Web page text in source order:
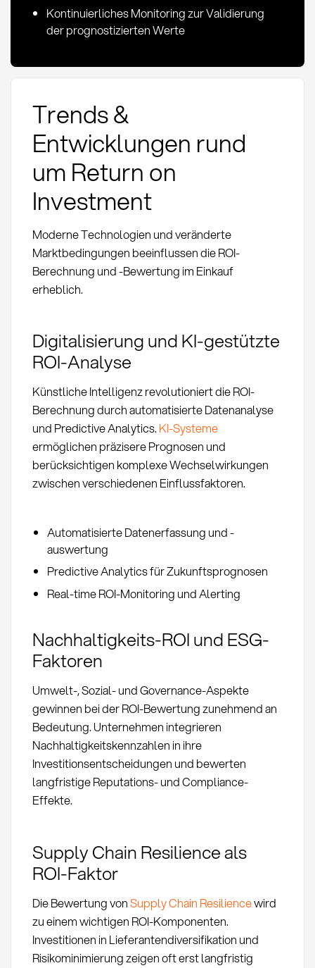
Kontinuierliches Monitoring zur Validierung
der prognostizierten Werte
Trends &
Entwicklungen rund
um Return on
Investment
Moderne Technologien und veränderte
Marktbedingungen beeinflussen die ROI-
Berechnung und -Bewertung im Einkauf
erheblich.
Digitalisierung und KI-gestützte
ROI-Analyse
Künstliche Intelligenz revolutioniert die ROI-
Berechnung durch automatisierte Datenanalyse
und Predictive Analytics. KI-Systeme
ermöglichen präzisere Prognosen und
berücksichtigen komplexe Wechselwirkungen
zwischen verschiedenen Einflussfaktoren.
Automatisierte Datenerfassung und -
auswertung
Predictive Analytics für Zukunftsprognosen
Real-time ROI-Monitoring und Alerting
Nachhaltigkeits-ROI und ESG-
Faktoren
Umwelt-, Sozial- und Governance-Aspekte
gewinnen bei der ROI-Bewertung zunehmend an
Bedeutung. Unternehmen integrieren
Nachhaltigkeitskennzahlen in ihre
Investitionsentscheidungen und bewerten
langfristige Reputations- und Compliance-
Effekte.
Supply Chain Resilience als
ROI-Faktor
Die Bewertung vonSupply Chain Resiliencewird
zu einem wichtigen ROI-Komponenten.
Investitionen in Lieferantendiversifikation und
Risikominimierung zeigen oft erst langfristig